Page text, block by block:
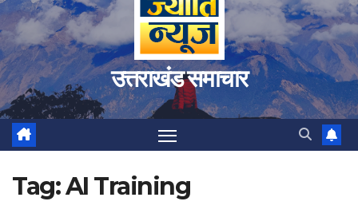
उत्तराखंड समाचार
Tag:AI Training